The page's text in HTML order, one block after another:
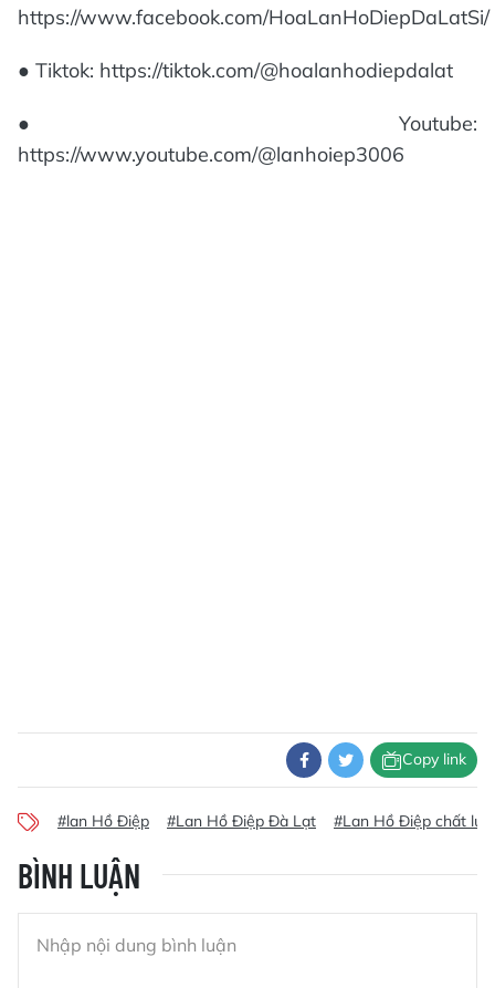
https://www.facebook.com/HoaLanHoDiepDaLatSi/
● Tiktok: https://tiktok.com/@hoalanhodiepdalat
● Youtube:
https://www.youtube.com/@lanhoiep3006
Copy link
#lan Hồ Điệp #Lan Hồ Điệp Đà Lạt #Lan Hồ Điệp chất
BÌNH LUẬN